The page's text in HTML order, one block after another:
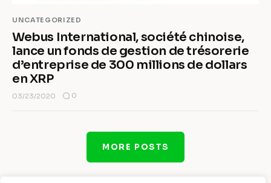
UNCATEGORIZED
Webus International, société chinoise,
lance un fonds de gestion de trésorerie
d’entreprise de 300 millions de dollars
en XRP
03/23/2020 0
MORE POSTS